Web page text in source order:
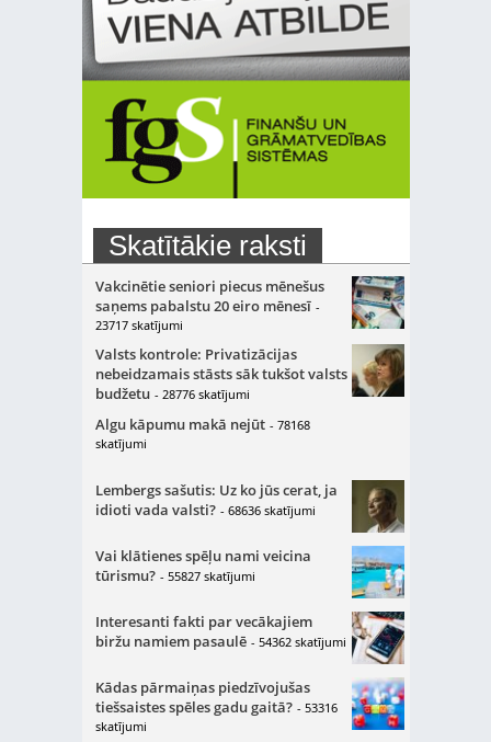
Skatītākie raksti
Vakcinētie seniori piecus mēnešus
saņems pabalstu 20 eiro mēnesī -
23717 skatījumi
Valsts kontrole: Privatizācijas
nebeidzamais stāsts sāk tukšot valsts
budžetu - 28776 skatījumi
Algu kāpumu makā nejūt - 78168
skatījumi
Lembergs sašutis: Uz ko jūs cerat, ja
idioti vada valsti? - 68636 skatījumi
Vai klātienes spēļu nami veicina
tūrismu? - 55827 skatījumi
Interesanti fakti par vecākajiem
biržu namiem pasaulē - 54362 skatījumi
Kādas pārmaiņas piedzīvojušas
tiešsaistes spēles gadu gaitā? - 53316
skatījumi